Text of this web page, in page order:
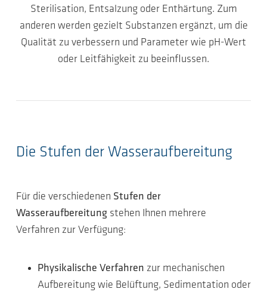
Sterilisation, Entsalzung oder Enthärtung. Zum
anderen werden gezielt Substanzen ergänzt, um die
Qualität zu verbessern und Parameter wie pH-Wert
oder Leitfähigkeit zu beeinflussen.
Die Stufen der Wasseraufbereitung
Für die verschiedenen Stufen der
Wasseraufbereitung stehen Ihnen mehrere
Verfahren zur Verfügung:
Physikalische Verfahren zur mechanischen
Aufbereitung wie Belüftung, Sedimentation oder